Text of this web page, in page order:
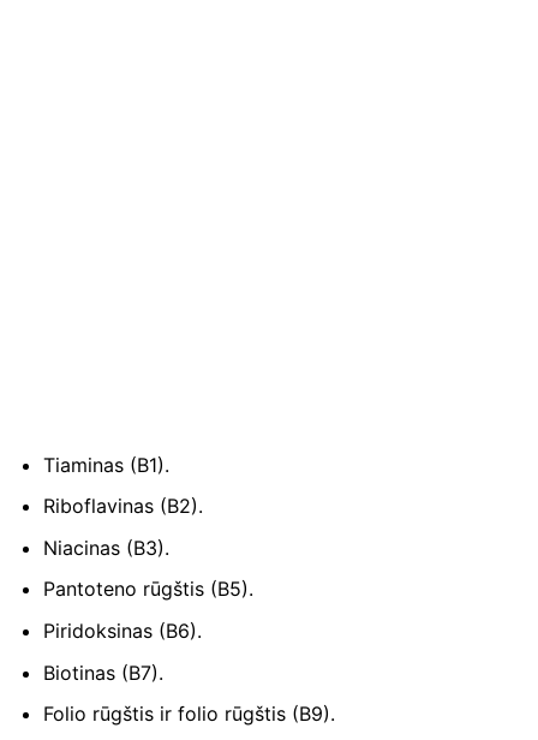
Tiaminas (B1).
Riboflavinas (B2).
Niacinas (B3).
Pantoteno rūgštis (B5).
Piridoksinas (B6).
Biotinas (B7).
Folio rūgštis ir folio rūgštis (B9).